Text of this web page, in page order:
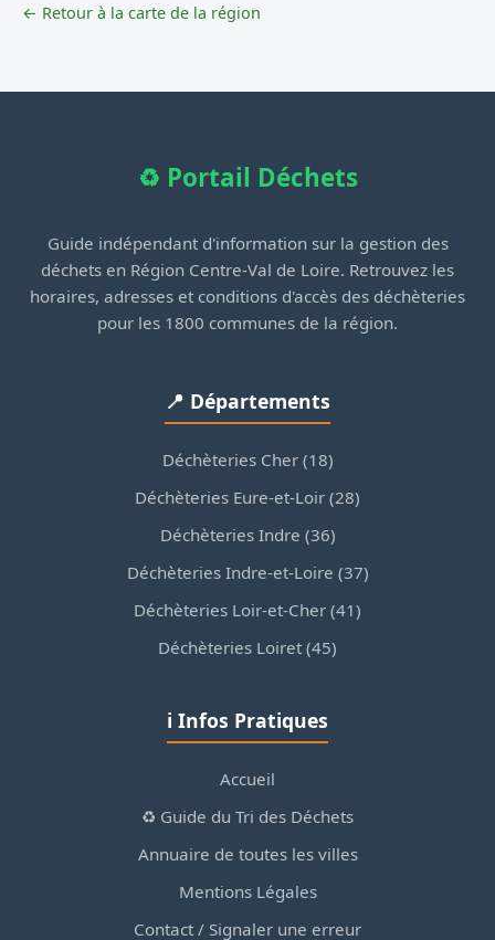
← Retour à la carte de la région
♻️ Portail Déchets
Guide indépendant d'information sur la gestion des
déchets en Région Centre-Val de Loire. Retrouvez les
horaires, adresses et conditions d'accès des déchèteries
pour les 1800 communes de la région.
📍 Départements
Déchèteries Cher (18)
Déchèteries Eure-et-Loir (28)
Déchèteries Indre (36)
Déchèteries Indre-et-Loire (37)
Déchèteries Loir-et-Cher (41)
Déchèteries Loiret (45)
ℹ️ Infos Pratiques
Accueil
♻️ Guide du Tri des Déchets
Annuaire de toutes les villes
Mentions Légales
Contact / Signaler une erreur